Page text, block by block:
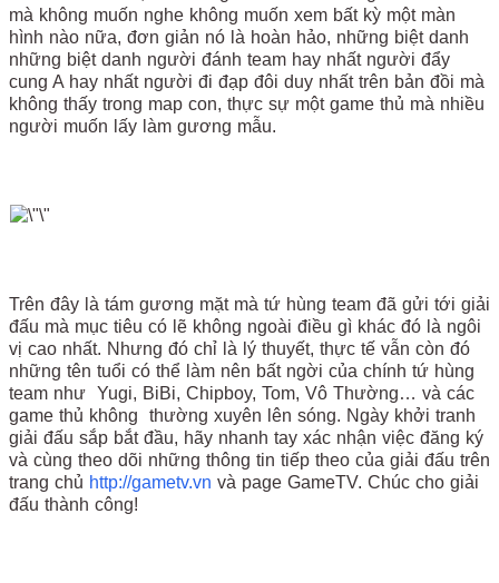
mà không muốn nghe không muốn xem bất kỳ một màn
hình nào nữa, đơn giản nó là hoàn hảo, những biệt danh
những biệt danh người đánh team hay nhất người đẩy
cung A hay nhất người đi đạp đôi duy nhất trên bản đồi mà
không thấy trong map con, thực sự một game thủ mà nhiều
người muốn lấy làm gương mẫu.
Trên đây là tám gương mặt mà tứ hùng team đã gửi tới giải
đấu mà mục tiêu có lẽ không ngoài điều gì khác đó là ngôi
vị cao nhất. Nhưng đó chỉ là lý thuyết, thực tế vẫn còn đó
những tên tuổi có thể làm nên bất ngời của chính tứ hùng
team như Yugi, BiBi, Chipboy, Tom, Vô Thường… và các
game thủ không thường xuyên lên sóng. Ngày khởi tranh
giải đấu sắp bắt đầu, hãy nhanh tay xác nhận việc đăng ký
và cùng theo dõi những thông tin tiếp theo của giải đấu trên
trang chủ http://gametv.vn và page GameTV. Chúc cho giải
đấu thành công!